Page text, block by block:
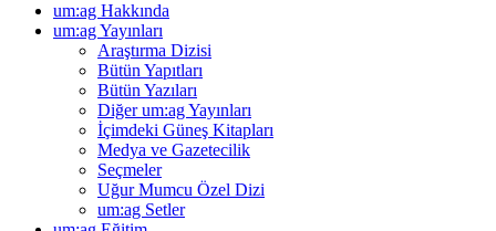
um:ag Hakkında
um:ag Yayınları
Araştırma Dizisi
Bütün Yapıtları
Bütün Yazıları
Diğer um:ag Yayınları
İçimdeki Güneş Kitapları
Medya ve Gazetecilik
Seçmeler
Uğur Mumcu Özel Dizi
um:ag Setler